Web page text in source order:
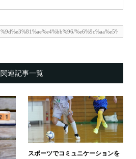
関連記事一覧
スポーツでコミュニケーションを